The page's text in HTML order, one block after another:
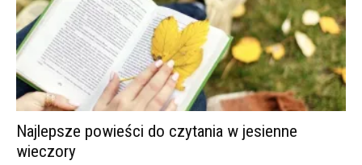
Najlepsze powieści do czytania w jesienne
wieczory